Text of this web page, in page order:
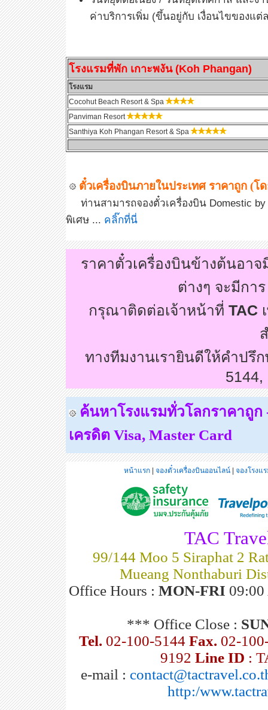
ค่าบริการเพิ่ม (ขึ้นอยู่กับ เงื่อนไขของแต่
โรงแรมที่พัก เกาะพงัน (Koh Phangan)
โรงแรม
Cocohut Beach Resort & Spa
Panviman Resort
Santhiya Koh Phangan Resort & Spa
ตั๋วเครื่องบินภายในประเทศ ราคาถูก (โ
ท่านสามารถจองตั๋วเครื่องบิน Domestic by
พิเศษ ... คลิ๊กที่นี่
ราคาตั๋วเครื่องบินข้างต้นอา
ต่างๆ จะมีกา
กรุณาติดต่อเจ้าหน้าที่ TAC
ทางทีมงานเรายินดีให้คำปรึ
5144,
ค้นหาโรงแรมทั่วโลกราคาถู
เครดิต Visa, Master Card
หน้าแรก จองตั๋วเครื่องบินออนไลน์ จองโรงแ
TAC
99/144 Moo 5 Siraphat 2
Mueang Nonthaburi
Office Hours : MON-FRI
*** Office Close :
Tel. 02-100-5144 Fax. 02-
9192 Line ID :
e-mail :
http:/